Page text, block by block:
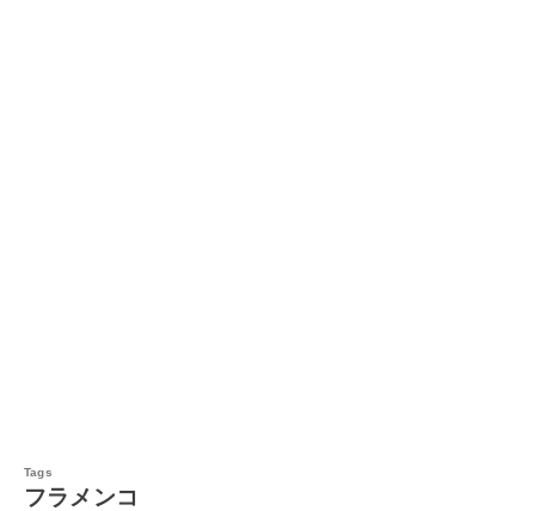
フラメンコ